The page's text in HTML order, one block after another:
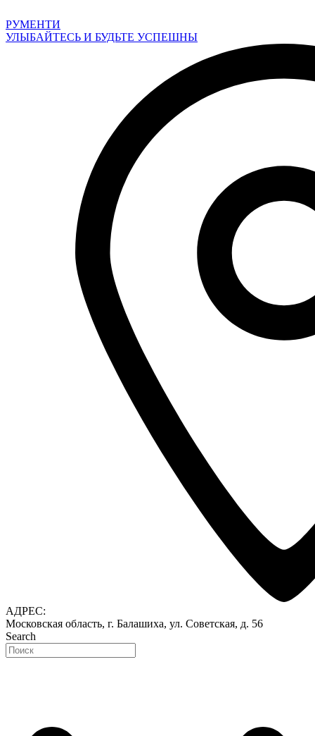
к
содержимому
РУМЕНТИ
УЛЫБАЙТЕСЬ И БУДЬТЕ УСПЕШНЫ
АДРЕС:
Московская область, г. Балашиха, ул. Советская, д. 56
Search